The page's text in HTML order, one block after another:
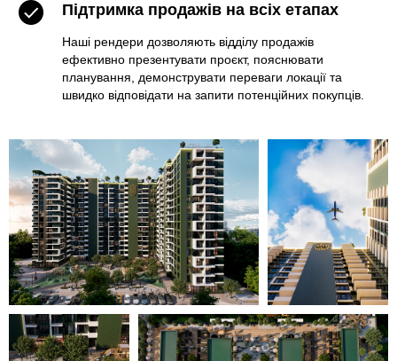
Підтримка продажів на всіх етапах
Наші рендери дозволяють відділу продажів
ефективно презентувати проєкт, пояснювати
планування, демонструвати переваги локації та
швидко відповідати на запити потенційних покупців.